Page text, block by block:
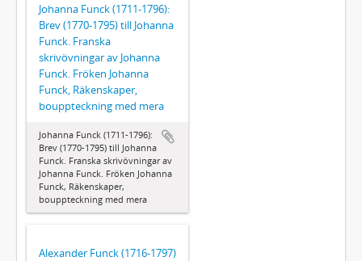
Johanna Funck (1711-1796):
Brev (1770-1795) till Johanna
Funck. Franska
skrivövningar av Johanna
Funck. Fröken Johanna
Funck, Räkenskaper,
bouppteckning med mera
Johanna Funck (1711-1796):
Brev (1770-1795) till Johanna
Funck. Franska skrivövningar av
Johanna Funck. Fröken Johanna
Funck, Räkenskaper,
bouppteckning med mera
Alexander Funck (1716-1797)